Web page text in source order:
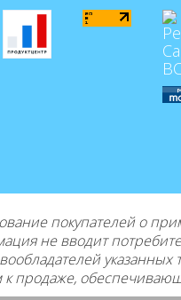
покупателей о
не вводит
продаже,